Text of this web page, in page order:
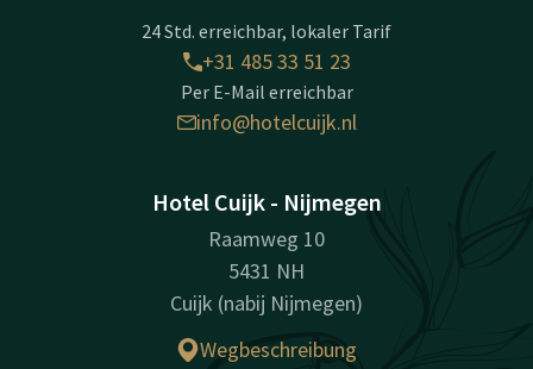
24 Std. erreichbar, lokaler Tarif
+31 485 33 51 23
Per E-Mail erreichbar
info@hotelcuijk.nl
Hotel Cuijk - Nijmegen
Raamweg 10
5431 NH
Cuijk (nabij Nijmegen)
Wegbeschreibung